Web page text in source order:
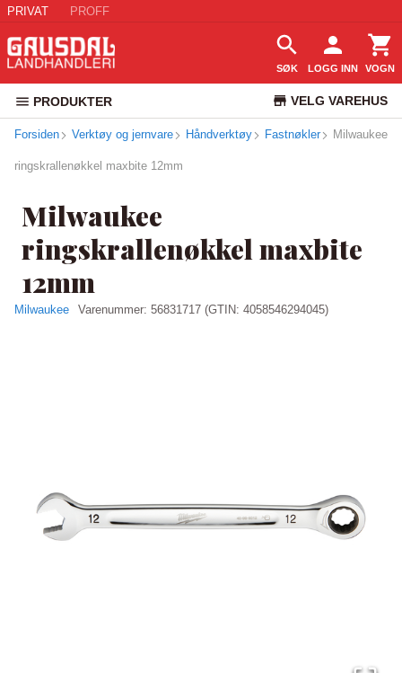
PRIVAT PROFF
SØK LOGG INN VOGN
PRODUKTER VELG VAREHUS
KUNDESERVICE
Forsiden Verktøy og jernvare Håndverktøy Fastnøkler Milwaukee
ringskrallenøkkel maxbite 12mm
Milwaukee
ringskrallenøkkel maxbite
12mm
Milwaukee Varenummer: 56831717 (GTIN: 4058546294045)